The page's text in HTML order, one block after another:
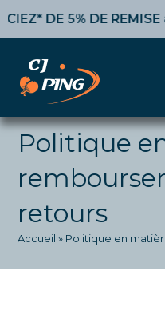
DE 5% DE REMISEà
Politique
retours
Accueil » Politique en